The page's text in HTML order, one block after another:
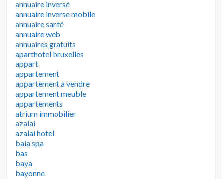
annuaire inversé
annuaire inverse mobile
annuaire santé
annuaire web
annuaires gratuits
aparthotel bruxelles
appart
appartement
appartement a vendre
appartement meuble
appartements
atrium immobilier
azalai
azalai hotel
baia spa
bas
baya
bayonne